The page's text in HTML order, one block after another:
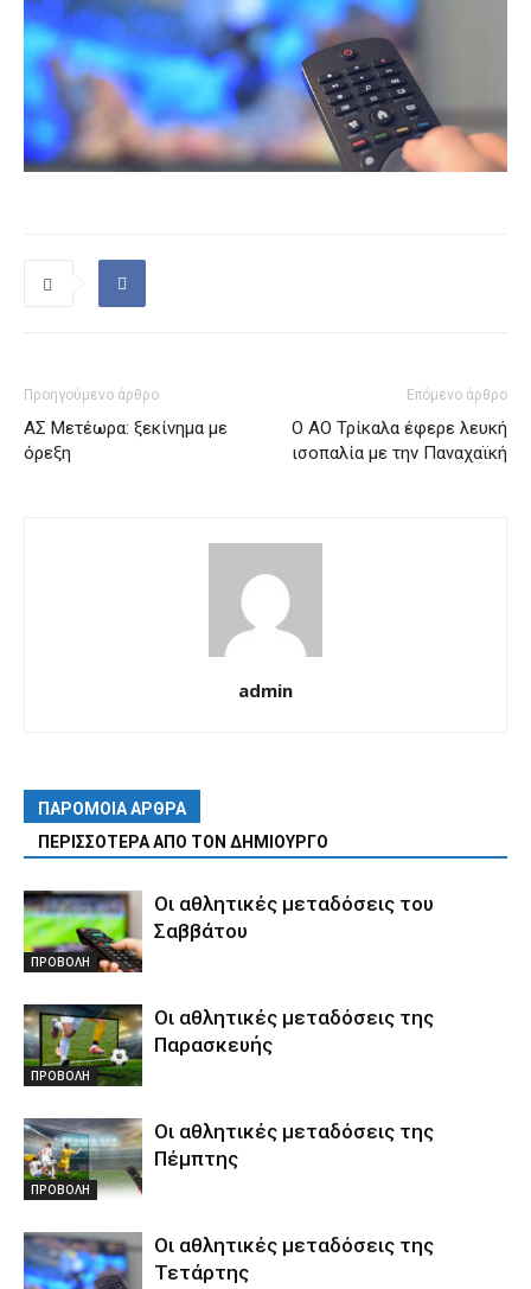
Προηγούμενο άρθρο
ΑΣ Μετέωρα: ξεκίνημα με
όρεξη
Επόμενο άρθρο
Ο ΑΟ Τρίκαλα έφερε λευκή
ισοπαλία με την Παναχαϊκή
admin
ΠΑΡΟΜΟΙΑ ΑΡΘΡΑ
ΠΕΡΙΣΣΟΤΕΡΑ ΑΠΟ ΤΟΝ ΔΗΜΙΟΥΡΓΟ
ΠΡΟΒΟΛΗ
Οι αθλητικές μεταδόσεις του
Σαββάτου
ΠΡΟΒΟΛΗ
Οι αθλητικές μεταδόσεις της
Παρασκευής
ΠΡΟΒΟΛΗ
Οι αθλητικές μεταδόσεις της
Πέμπτης
Οι αθλητικές μεταδόσεις της
Τετάρτης